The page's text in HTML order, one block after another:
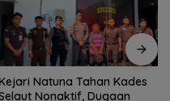
Sekolah Rakyat Natuna Kian
Diminati, 93 Siswa Baru Ikuti